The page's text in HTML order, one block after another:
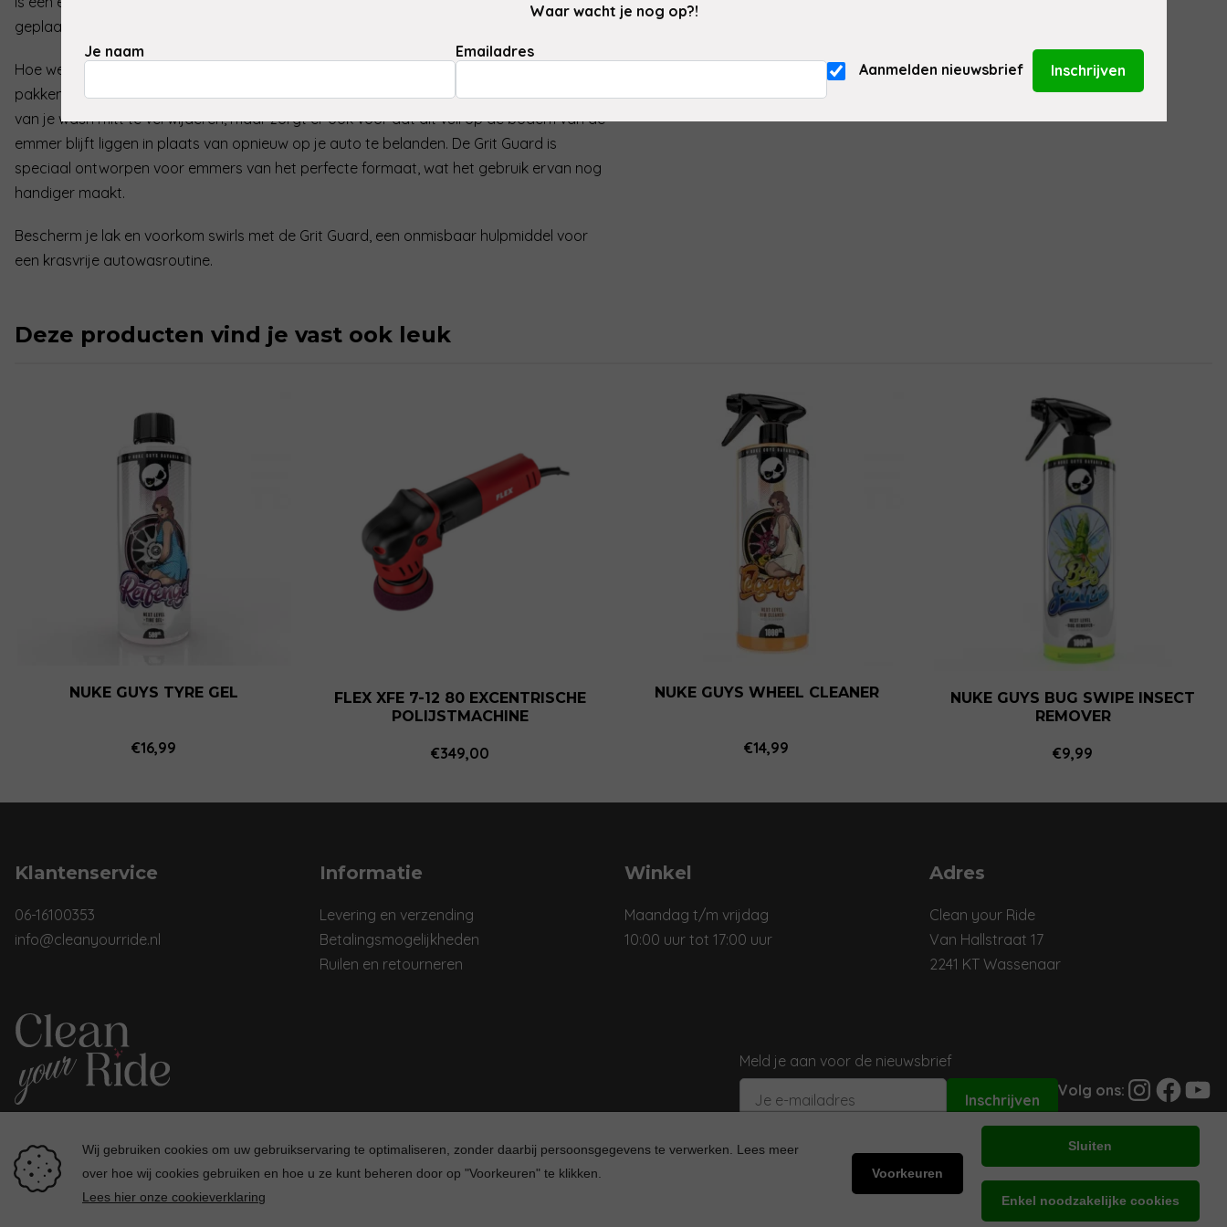
geplaatst.
Hoe werkt het? Telkens wanneer je je wash mitt in de emmer doopt om meer sop te
pakken, veeg je deze langs de Grit Guard. Dit proces helpt niet alleen om vuil en deeltjes
van je wash mitt te verwijderen, maar zorgt er ook voor dat dit vuil op de bodem van de
emmer blijft liggen in plaats van opnieuw op je auto te belanden. De Grit Guard is
speciaal ontworpen voor emmers van het perfecte formaat, wat het gebruik ervan nog
handiger maakt.
Bescherm je lak en voorkom swirls met de Grit Guard, een onmisbaar hulpmiddel voor
een krasvrije autowasroutine.
Deze producten vind je vast ook leuk
NUKE GUYS TYRE GEL
€16,99
FLEX XFE 7-12 80 EXCENTRISCHE
POLIJSTMACHINE
€349,00
NUKE GUYS WHEEL CLEANER
€14,99
NUKE GUYS BUG SWIPE INSECT
REMOVER
€9,99
Klantenservice
06-16100353
info@cleanyourride.nl
Informatie
Levering en verzending
Betalingsmogelijkheden
Ruilen en retourneren
Winkel
Maandag t/m vrijdag
10:00 uur tot 17:00 uur
Adres
Clean your Ride
Van Hallstraat 17
2241 KT Wassenaar
Meld je aan voor de nieuwsbrief
Volg ons: Instagram
Facebook
© 2025 cleanyourride.nl
Waar wacht je nog op?!
Je naam
Emailadres
Aanmelden nieuwsbrief
Wij gebruiken cookies om uw gebruikservaring te optimaliseren, zonder daarbij persoonsgegevens te verwerken. Lees meer
over hoe wij cookies gebruiken en hoe u ze kunt beheren door op "Voorkeuren" te klikken.
Lees hier onze cookieverklaring
Voorkeuren
Sluiten
Enkel noodzakelijke cookies